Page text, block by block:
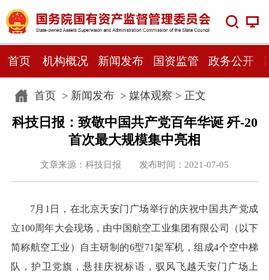
首页 机构概况 新闻发布 国资监管 政务公开
首页> 新闻发布> 媒体观察 > 正文
科技日报：致敬中国共产党百年华诞 歼-20
首次最大规模集中亮相
文章来源：科技日报 发布时间：2021-07-05
7月1日，在北京天安门广场举行的庆祝中国共产党成
立100周年大会现场，由中国航空工业集团有限公司（以下
简称航空工业）自主研制的6型71架军机，组成4个空中梯
队，护卫党旗，悬挂庆祝标语，驭风飞越天安门广场上